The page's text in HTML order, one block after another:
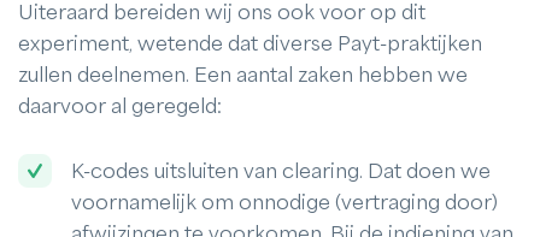
Uiteraard bereiden wij ons ook voor op dit
experiment, wetende dat diverse Payt-praktijken
zullen deelnemen. Een aantal zaken hebben we
daarvoor al geregeld:
K-codes uitsluiten van clearing. Dat doen we
voornamelijk om onnodige (vertraging door)